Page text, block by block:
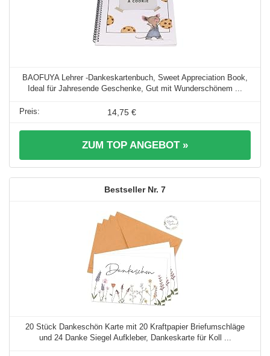
BAOFUYA Lehrer -Dankeskartenbuch, Sweet Appreciation Book,
Ideal für Jahresende Geschenke, Gut mit Wunderschönem ...
14,75 €
ZUM TOP ANGEBOT »
7
20 Stück Dankeschön Karte mit 20 Kraftpapier Briefumschläge
und 24 Danke Siegel Aufkleber, Dankeskarte für Koll ...